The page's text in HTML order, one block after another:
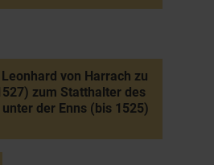
von Harrach zu
zum Statthalter des
der Enns (bis 1525)